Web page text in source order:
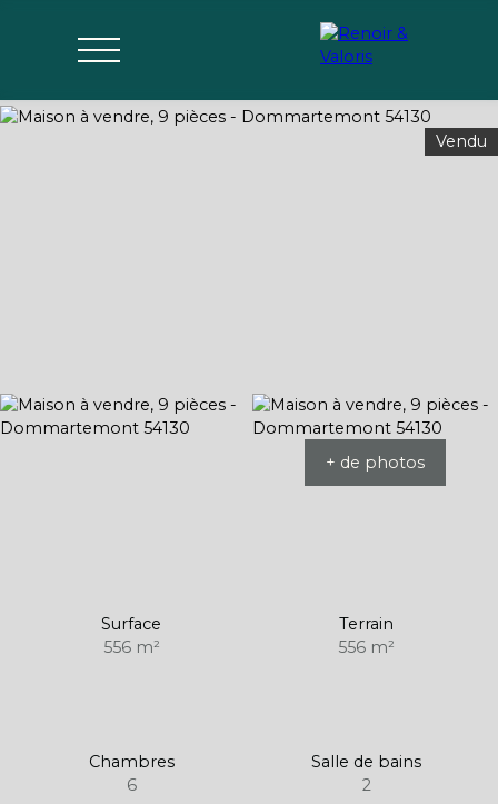
Vendu
+ de photos
Surface
556 m²
Terrain
556 m²
Chambres
6
Salle de bains
2